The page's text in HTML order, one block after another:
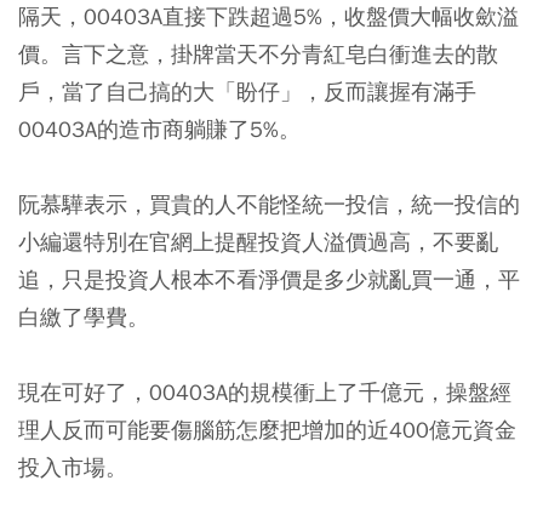
隔天，00403A直接下跌超過5%，收盤價大幅收歛溢
價。言下之意，掛牌當天不分青紅皂白衝進去的散
戶，當了自己搞的大「盼仔」，反而讓握有滿手
00403A的造市商躺賺了5%。
阮慕驊表示，買貴的人不能怪統一投信，統一投信的
小編還特別在官網上提醒投資人溢價過高，不要亂
追，只是投資人根本不看淨價是多少就亂買一通，平
白繳了學費。
現在可好了，00403A的規模衝上了千億元，操盤經
理人反而可能要傷腦筋怎麼把增加的近400億元資金
投入市場。